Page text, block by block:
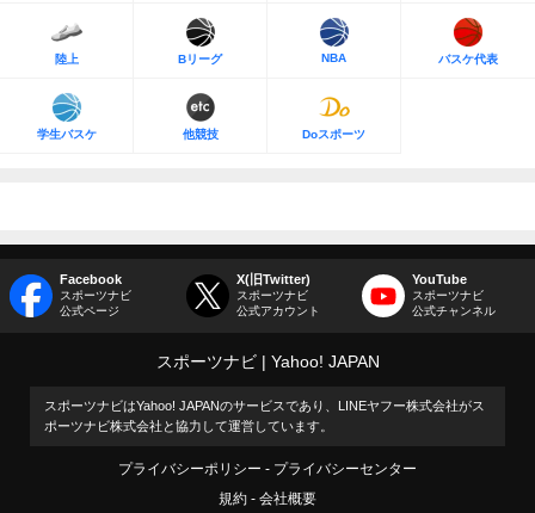
陸上 Bリーグ NBA バスケ代表
学生バスケ 他競技 Doスポーツ
Facebook
スポーツナビ
公式ページ
X(旧Twitter)
スポーツナビ
公式アカウント
YouTube
スポーツナビ
公式チャンネル
スポーツナビ Yahoo! JAPAN
スポーツナビはYahoo! JAPANのサービスであり、LINEヤフー株式会社がス
ポーツナビ株式会社と協力して運営しています。
プライバシーポリシー
プライバシーセンター
規約
会社概要